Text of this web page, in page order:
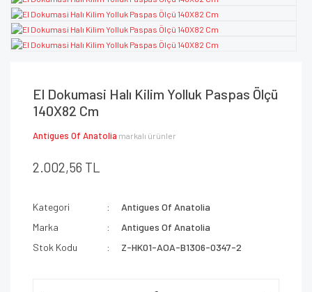
El Dokumasi Halı Kilim Yolluk Paspas Ölçü
140X82 Cm
Antigues Of Anatolia markalı ürünler
2.002,56 TL
Kategori
Antigues Of Anatolia
Marka
Antigues Of Anatolia
Stok Kodu
Z-HK01-AOA-B1306-0347-2